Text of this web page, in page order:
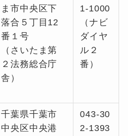
ま市中央区下
落合５丁目12
番１号
（さいたま第
２法務総合庁
舎）
1-1000
（ナビ
ダイヤ
ル２
番）
千葉県千葉市
中央区中央港
043-30
2-1393